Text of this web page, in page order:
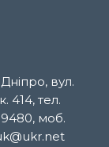
вул.
414, тел.
моб.